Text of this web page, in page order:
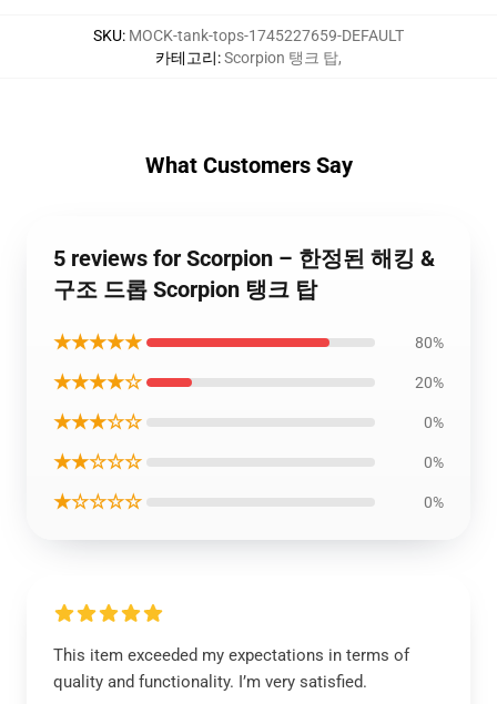
SKU: MOCK-tank-tops-1745227659-DEFAULT
카테고리:Scorpion 탱크 탑,
What Customers Say
5 reviews for Scorpion – 한정된 해킹 &
구조 드롭 Scorpion 탱크 탑
★★★★★ 80%
★★★★☆ 20%
★★★☆☆ 0%
★★☆☆☆ 0%
★☆☆☆☆ 0%
This item exceeded my expectations in terms of
quality and functionality. I’m very satisfied.